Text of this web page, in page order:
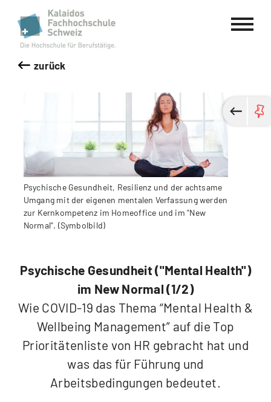
Kalaidos Fachhochschule Schweiz
zurück
Psychische Gesundheit, Resilienz und der achtsame
Umgang mit der eigenen mentalen Verfassung werden
zur Kernkompetenz im Homeoffice und im "New
Normal". (Symbolbild)
Psychische Gesundheit ("Mental Health")
im New Normal (1/2)
Wie COVID-19 das Thema “Mental Health &
Wellbeing Management” auf die Top
Prioritätenliste von HR gebracht hat und
was das für Führung und
Arbeitsbedingungen bedeutet.